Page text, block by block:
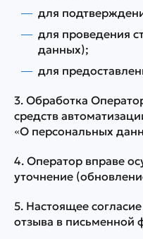
для
для проведения
данных);
для
3. Обработка
средств
«О персональных
4. Оператор вправе
уточнение
5. Настоящее
отзыва в письменной